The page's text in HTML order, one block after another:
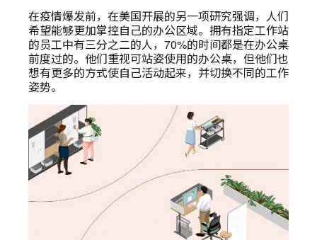
在疫情爆发前，在美国开展的另一项研究强调，人们
希望能够更加掌控自己的办公区域。拥有指定工作站
的员工中有三分之二的人，70%的时间都是在办公桌
前度过的。他们重视可站姿使用的办公桌，但他们也
想有更多的方式使自己活动起来，并切换不同的工作
姿势。